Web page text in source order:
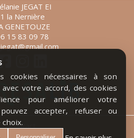
JEGAT EI
1 la Nernière
GENETOUZE
15 83 09 78
Contact
légales
cookies nécessaires à son
votre accord, des cookies
pour améliorer votre
accepter, refuser ou